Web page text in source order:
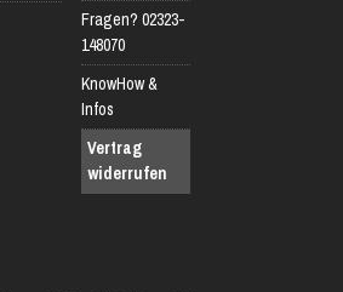
Fragen? 02323-
148070
KnowHow &
Infos
Vertrag
widerrufen